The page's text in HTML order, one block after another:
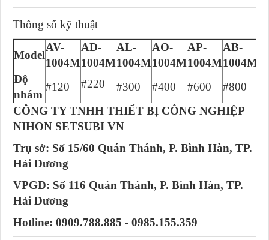
Thông số kỹ thuật
Model
AV-
1004M
AD-
1004M
AL-
1004M
AO-
1004M
AP-
1004M
AB-
1004M
Độ
nhám
#120 #220 #300 #400 #600 #800
CÔNG TY TNHH THIẾT BỊ CÔNG NGHIỆP
NIHON SETSUBI VN
Trụ sở: Số 15/60 Quán Thánh, P. Bình Hàn, TP.
Hải Dương
VPGD: Số 116 Quán Thánh, P. Bình Hàn, TP.
Hải Dương
Hotline: 0909.788.885 - 0985.155.359